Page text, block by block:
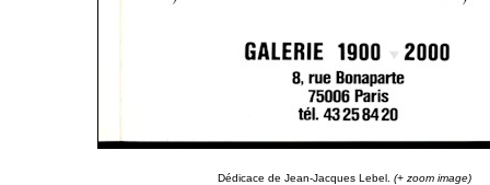
Dédicace de Jean-Jacques Lebel. (+ zoom image)